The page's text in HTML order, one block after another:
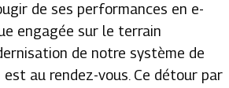
de ses performances en e-
engagée sur le terrain
de notre système de
est au rendez-vous. Ce détour par